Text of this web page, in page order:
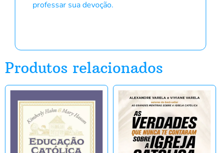
professar sua devoção.
Produtos relacionados